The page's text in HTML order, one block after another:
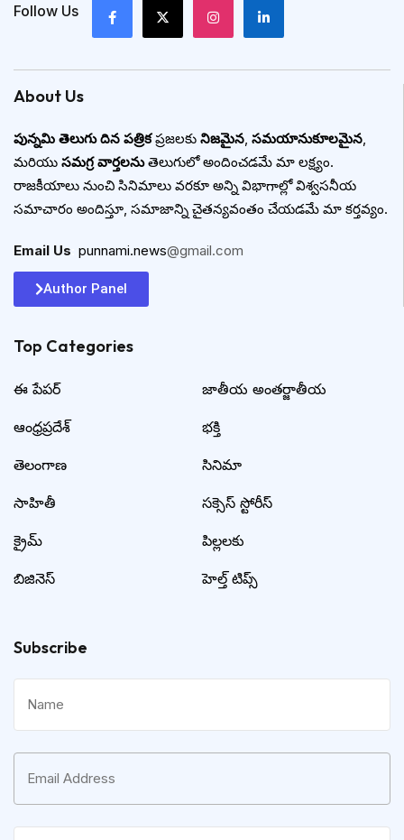
Follow Us
About Us
పున్నమి తెలుగు దిన పత్రికప్రజలకు నిజమైన, సమయానుకూలమైన,
మరియు సమగ్ర వార్తలనుతెలుగులో అందించడమే మా లక్ష్యం.
రాజకీయాలు నుంచి సినిమాలు వరకూ అన్ని విభాగాల్లో విశ్వసనీయ
సమాచారం అందిస్తూ, సమాజాన్ని చైతన్యవంతం చేయడమే మా కర్తవ్యం.
Email Us punnami.news@gmail.com
Author Panel
Top Categories​
ఈ పేపర్
ఆంధ్రప్రదేశ్
తెలంగాణ
సాహితీ
క్రైమ్
బిజినెస్
జాతీయ అంతర్జాతీయ
భక్తి
సినిమా
సక్సెస్ స్టోరీస్
పిల్లలకు
హెల్త్ టిప్స్
Subscribe